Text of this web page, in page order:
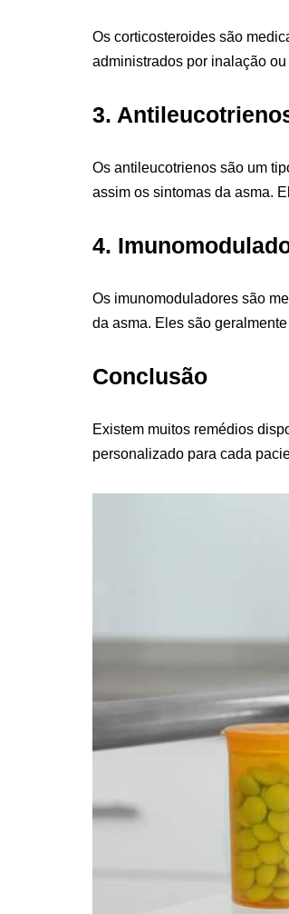
Os corticosteroides são
administrados por inalação
3.
Os antileucotrienos são um
assim os sintomas da asma.
4.
Os imunomoduladores são
da asma. Eles são
Conclusão
Existem muitos remédios
personalizado para cada